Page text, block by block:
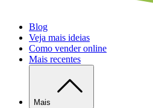
Blog
Veja mais ideias
Como vender online
Mais recentes
Mais